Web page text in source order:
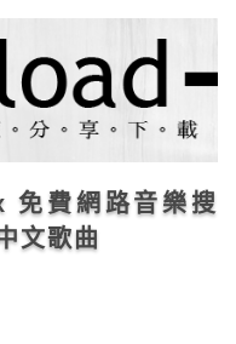
費網路音樂搜
文歌曲